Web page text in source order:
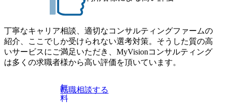
ー② https://my-vision.co.jp/consulting-firm/dirbato/interview02 20
26年8月18日(火) 19:00開始～最長20:00終了 2026年8月13日
(木) 16:00 当日はDirbatoの現役トップコンサルタントが業界
動向を踏まえ、コンサルティング市場の最新トレンドをお
伝えいたします。コンサルティング業界への転職を迷われ
ている方や情報収集を行いたい方のご参加も歓迎です。更
ンサルタントも登壇しますので、当社へ気になることや転
職後のご不安な事はその場でご質問いただけますので、ぜ
丁寧なキャリア相談、適切なコンサルティングファームの
紹介、ここでしか受けられない選考対策。そうした質の高
いサービスにご満足いただき、MyVisionコンサルティング
は多くの求職者様から高い評価を頂いています。
無
料
転職相談する